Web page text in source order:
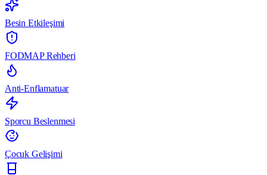
Besin Etkileşimi
FODMAP Rehberi
Anti-Enflamatuar
Sporcu Beslenmesi
Çocuk Gelişimi